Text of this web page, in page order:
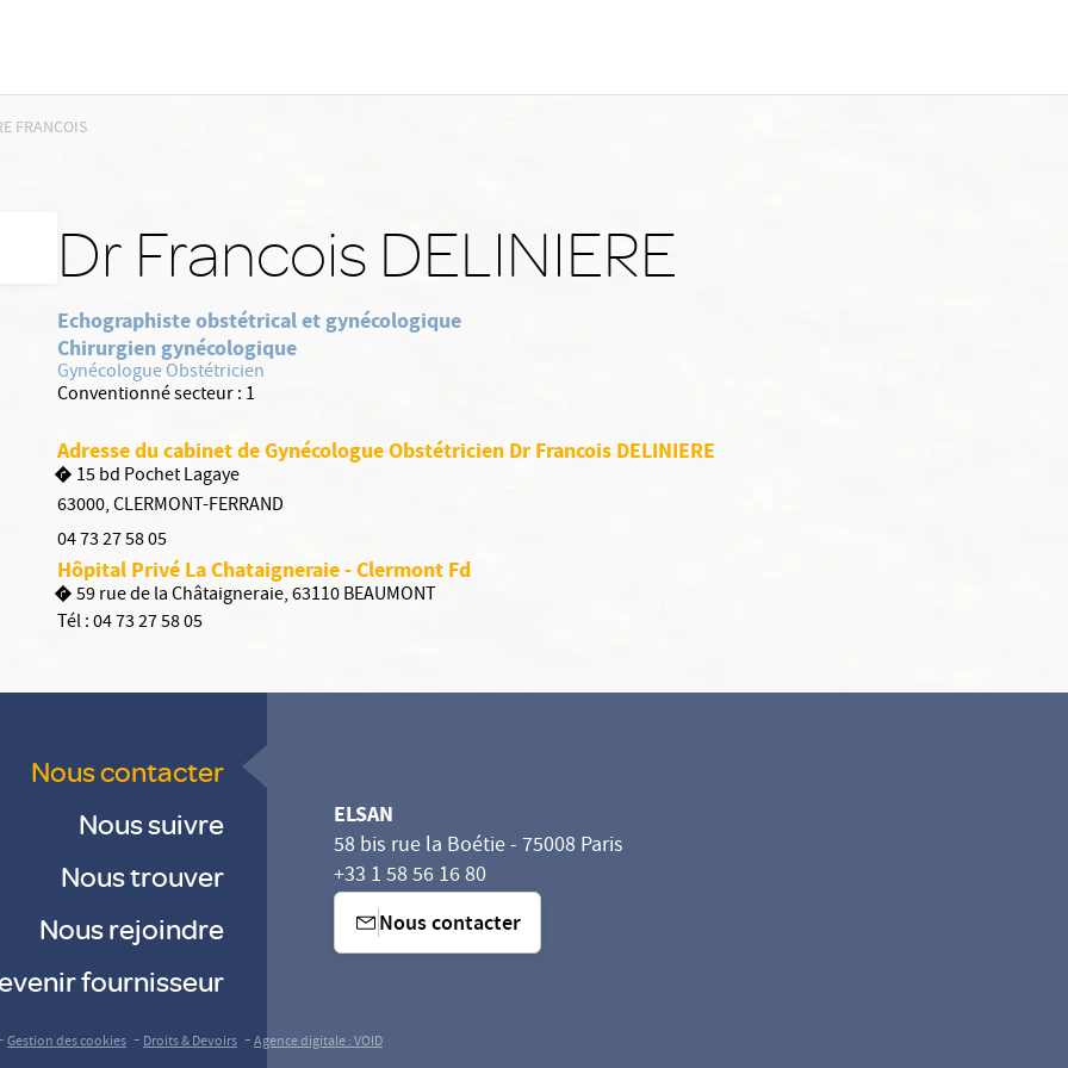
FRANCOIS
Dr Francois DELINIERE
Echographiste obstétrical et gynécologique
Chirurgien gynécologique
Gynécologue Obstétricien
Conventionné secteur : 1
Adresse du cabinet de Gynécologue Obstétricien Dr Francois DELINIERE
15 bd Pochet Lagaye
63000,CLERMONT-FERRAND
04 73 27 58 05
Hôpital Privé La Chataigneraie - Clermont Fd
59 rue de la Châtaigneraie, 63110 BEAUMONT
Tél :04 73 27 58 05
Nous contacter
Nous suivre
Nous trouver
Nous rejoindre
fournisseur
ELSAN
58 bis rue la Boétie - 75008 Paris
+33 1 58 56 16 80
Nous contacter
Gestion des cookies -Droits & Devoirs -Agence digitale : VOID